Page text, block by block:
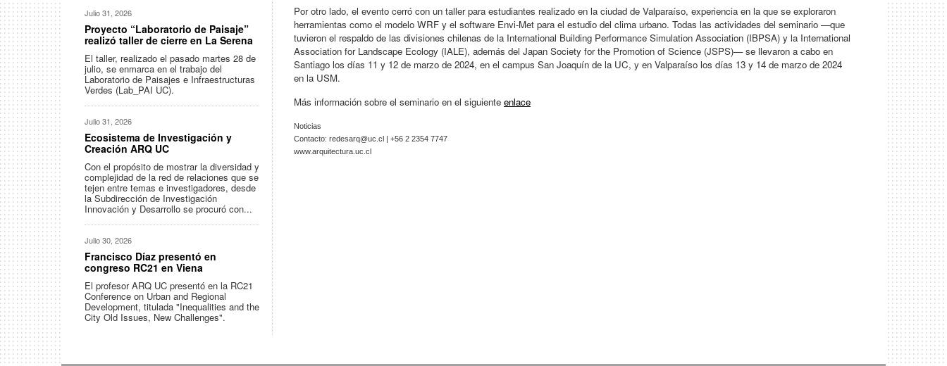
Por otro lado, el evento cerró con un taller para estudiantes realizado en la ciudad de Valparaíso, experiencia en la que se exploraron
herramientas como el modelo WRF y el software Envi-Met para el estudio del clima urbano. Todas las actividades del seminario —que
tuvieron el respaldo de las divisiones chilenas de la International Building Performance Simulation Association (IBPSA) y la International
Association for Landscape Ecology (IALE), además del Japan Society for the Promotion of Science (JSPS)— se llevaron a cabo en
Santiago los días 11 y 12 de marzo de 2024, en el campus San Joaquín de la UC, y en Valparaíso los días 13 y 14 de marzo de 2024
en la USM.
Más información sobre el seminario en el siguiente enlace
Noticias
Contacto: redesarq@uc.cl | +56 2 2354 7747
www.arquitectura.uc.cl
Julio 31, 2026
Proyecto “Laboratorio de Paisaje”
realizó taller de cierre en La Serena
El taller, realizado el pasado martes 28 de
julio, se enmarca en el trabajo del
Laboratorio de Paisajes e Infraestructuras
Verdes (Lab_PAI UC).
Julio 31, 2026
Ecosistema de Investigación y
Creación ARQ UC
Con el propósito de mostrar la diversidad y
complejidad de la red de relaciones que se
tejen entre temas e investigadores, desde
la Subdirección de Investigación
Innovación y Desarrollo se procuró con...
Julio 30, 2026
Francisco Díaz presentó en
congreso RC21 en Viena
El profesor ARQ UC presentó en la RC21
Conference on Urban and Regional
Development, titulada "Inequalities and the
City Old Issues, New Challenges".